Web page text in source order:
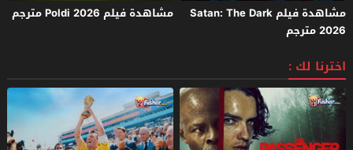
مشاهدة فيلم Satan: The Dark
2026 مترجم
مشاهدة فيلم Poldi 2026 مترجم
اخترنا لك :